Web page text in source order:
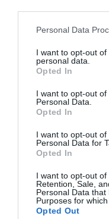
Please note that this
not limited to your visit
grant or deny consent
use your data for
consent section.
Personal Data
I want to opt-out
personal data.
Opted In
I want to opt-out
Personal Data.
Opted In
I want to opt-out
Personal Data for
Opted In
I want to opt-out of
Retention, Sale,
Personal Data
Purposes for
Opted Out
Művelődj,
és ismerd meg